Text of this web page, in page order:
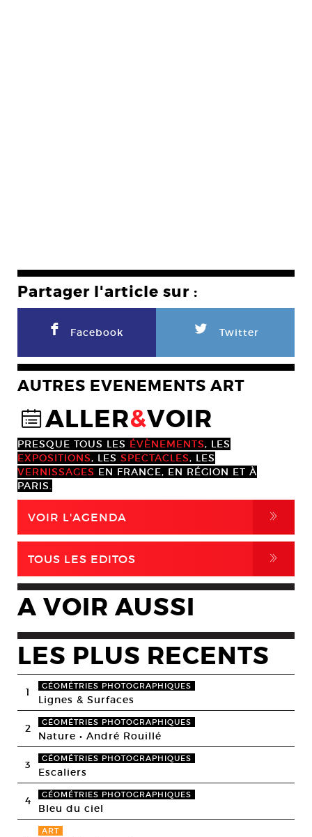
Partager l'article sur :
F Facebook L Twitter
AUTRES EVENEMENTS ART
@ALLER&VOIR
PRESQUE TOUS LES ÉVÈNEMENTS, LES
EXPOSITIONS, LES SPECTACLES, LES
VERNISSAGES EN FRANCE, EN RÉGION ET À
PARIS.
VOIR L'AGENDA ,
TOUS LES EDITOS ,
A VOIR AUSSI
LES PLUS RECENTS
1 GÉOMÉTRIES PHOTOGRAPHIQUES
Lignes & Surfaces
2 GÉOMÉTRIES PHOTOGRAPHIQUES
Nature • André Rouillé
3 GÉOMÉTRIES PHOTOGRAPHIQUES
Escaliers
4 GÉOMÉTRIES PHOTOGRAPHIQUES
Bleu du ciel
ART